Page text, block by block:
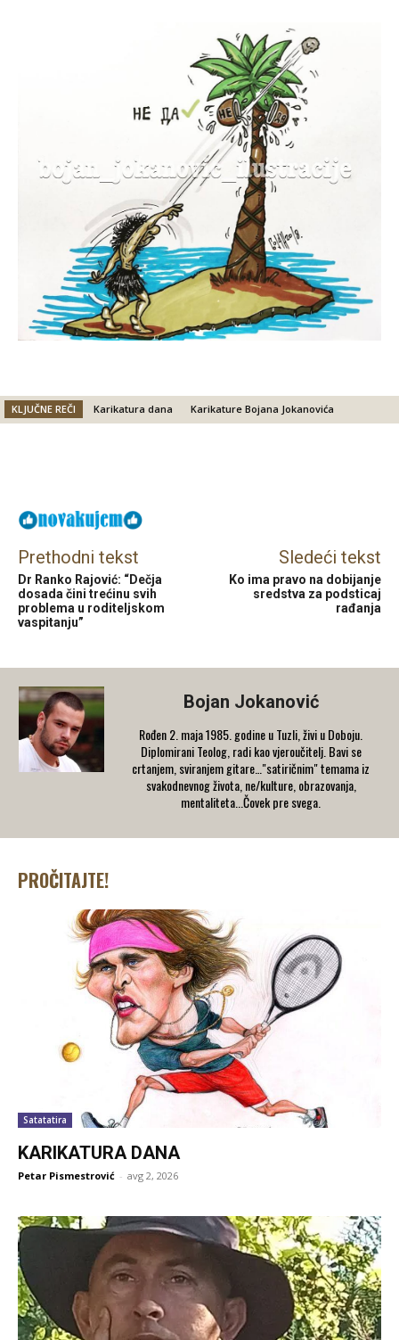
KLJUČNE REČI Karikatura dana Karikature Bojana Jokanovića
Prethodni tekst
Dr Ranko Rajović: “Dečja
dosada čini trećinu svih
problema u roditeljskom
vaspitanju”
Sledeći tekst
Ko ima pravo na dobijanje
sredstva za podsticaj
rađanja
Bojan Jokanović
Rođen 2. maja 1985. godine u Tuzli, živi u Doboju.
Diplomirani Teolog, radi kao vjeroučitelj. Bavi se
crtanjem, sviranjem gitare…"satiričnim" temama iz
svakodnevnog života, ne/kulture, obrazovanja,
mentaliteta...Čovek pre svega.
PROČITAJTE!
Satatatira
KARIKATURA DANA
Petar Pismestrović - avg 2, 2026